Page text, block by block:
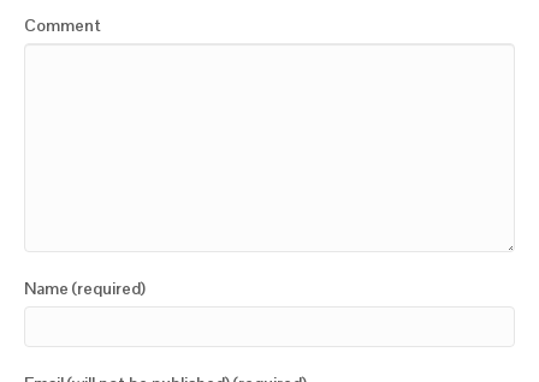
Comment
Name (required)